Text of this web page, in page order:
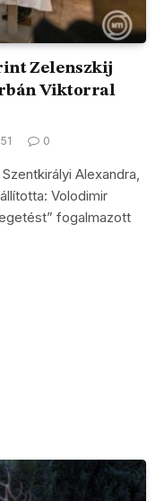
Zelenszkij
Viktorral
0
Alexandra,
Volodimir
fogalmazott